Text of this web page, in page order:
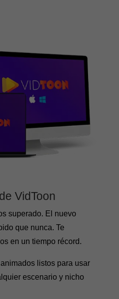
VidToon
superado. El nuevo
que nunca. Te
en un tiempo récord.
listos para usar
escenario y nicho